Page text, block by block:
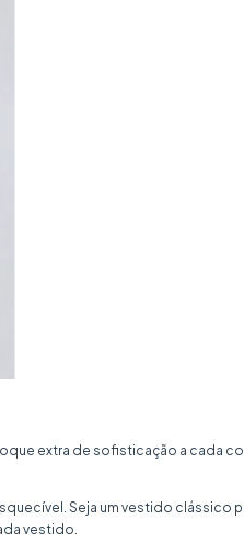
extra de sofisticação a cada
Seja um vestido clássico
vestido.